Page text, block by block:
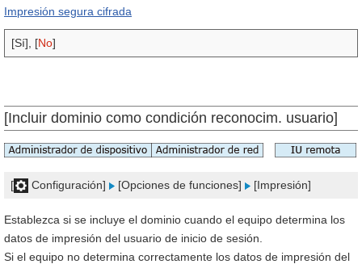
Impresión segura cifrada
[Sí], [No]
[Incluir dominio como condición reconocim. usuario]
[ Configuración] [Opciones de funciones] [Impresión]
Establezca si se incluye el dominio cuando el equipo determina los
datos de impresión del usuario de inicio de sesión.
Si el equipo no determina correctamente los datos de impresión del